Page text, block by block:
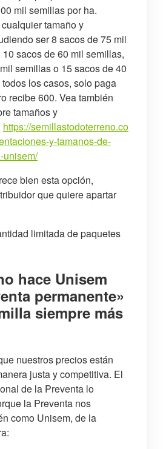
mil semillas por ha.
tamaño y
ser 8 sacos de 75 mil
sacos de 60 mil semillas,
semillas o 15 sacos de 40
los casos, solo paga
recibe 600. Vea también
tamaños y
https://semillastodoterreno.co
y-tamanos-de-
unisem/
bien esta opción,
que quiere apartar
limitada de paquetes
hace Unisem
permanente»
siempre más
nuestros precios están
justa y competitiva. El
de la Preventa lo
la Preventa nos
como Unisem, de la